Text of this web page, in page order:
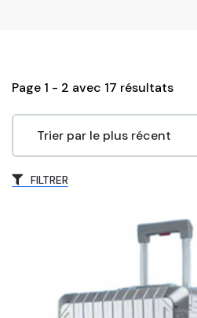
Page 1 - 2 avec 17 résultats
FILTRER